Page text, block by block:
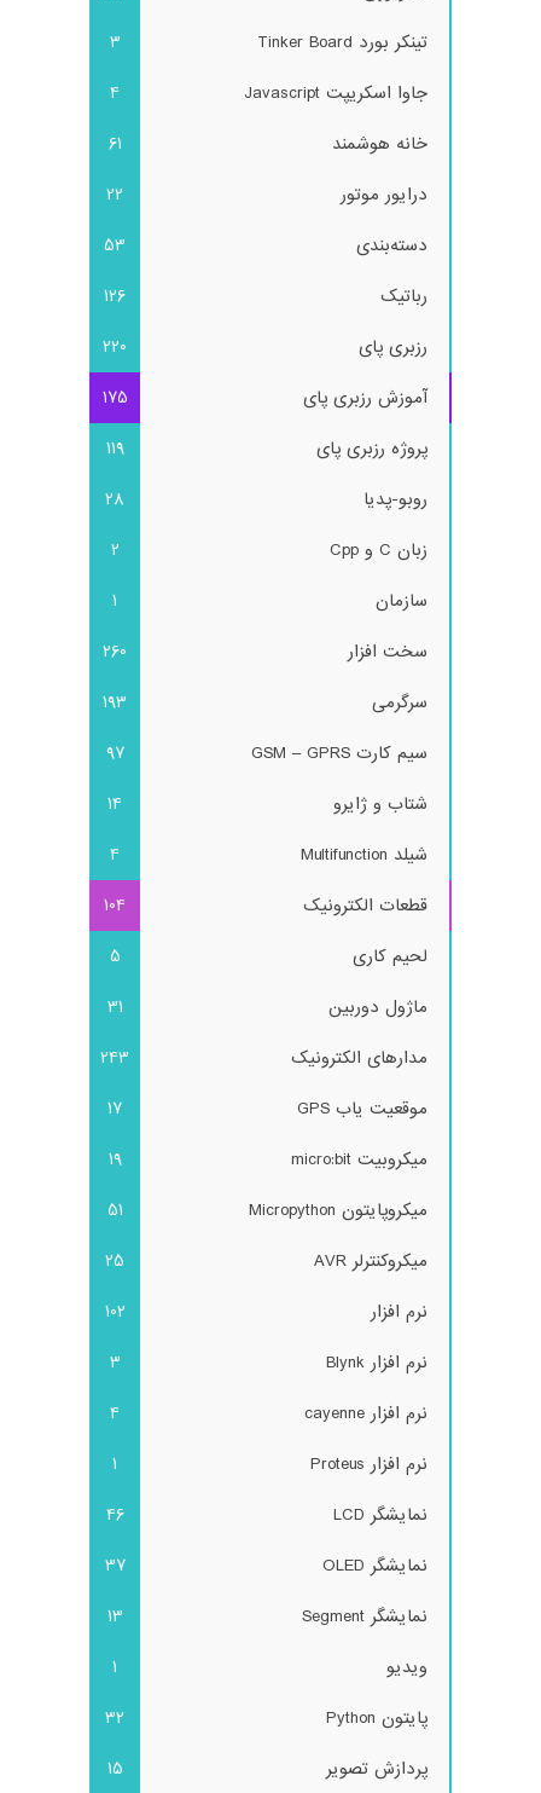
تینکر بورد Tinker Board
3
جاوا اسکریپت Javascript
4
خانه هوشمند
61
درایور موتور
22
دسته‌بندی
53
رباتیک
126
رزبری پای
220
آموزش رزبری پای
175
پروژه رزبری پای
119
روبو-پدیا
28
زبان C و Cpp
2
سازمان
1
سخت افزار
260
سرگرمی
193
سیم کارت GSM – GPRS
97
شتاب و ژایرو
14
شیلد Multifunction
4
قطعات الکترونیک
104
لحیم کاری
5
ماژول دوربین
31
مدارهای الکترونیک
243
موقعیت یاب GPS
17
میکروبیت micro:bit
19
میکروپایتون Micropython
51
میکروکنترلر AVR
25
نرم افزار
102
نرم افزار Blynk
3
نرم افزار cayenne
4
نرم افزار Proteus
1
نمایشگر LCD
46
نمایشگر OLED
37
نمایشگر Segment
13
ویدیو
1
پایتون Python
32
پردازش تصویر
15